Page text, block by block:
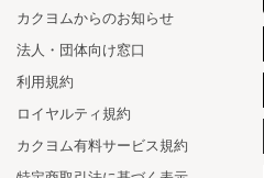
カクヨムからのお知らせ
法人・団体向け窓口
利用規約
ロイヤルティ規約
カクヨム有料サービス規約